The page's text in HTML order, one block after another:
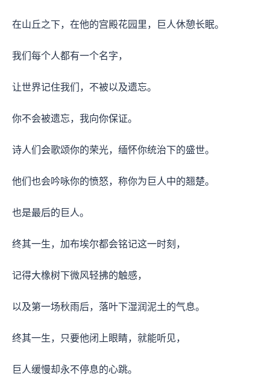
在山丘之下，在他的宫殿花园里，巨人休憩长眠。
我们每个人都有一个名字，
让世界记住我们，不被以及遗忘。
你不会被遗忘，我向你保证。
诗人们会歌颂你的荣光，缅怀你统治下的盛世。
他们也会吟咏你的愤怒，称你为巨人中的翘楚。
也是最后的巨人。
终其一生，加布埃尔都会铭记这一时刻，
记得大橡树下微风轻拂的触感，
以及第一场秋雨后，落叶下湿润泥土的气息。
终其一生，只要他闭上眼睛，就能听见，
巨人缓慢却永不停息的心跳。